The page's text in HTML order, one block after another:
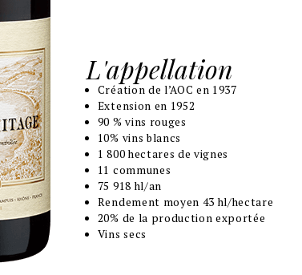
L'appellation
Création de l’AOC en 1937
Extension en 1952
90 % vins rouges
10% vins blancs
1 800 hectares de vignes
11 communes
75 918 hl/an
Rendement moyen 43 hl/hectare
20% de la production exportée
Vins secs